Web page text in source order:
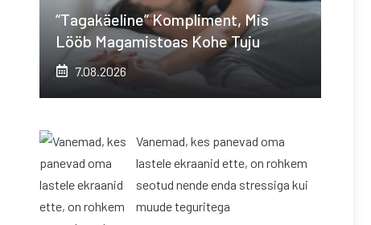
“Tagakäeline” Kompliment, Mis
Lööb Magamistoas Kohe Tuju
7.08.2026
Vanemad, kes panevad oma
lastele ekraanid ette, on rohkem
seotud nende enda stressiga kui
muude teguritega